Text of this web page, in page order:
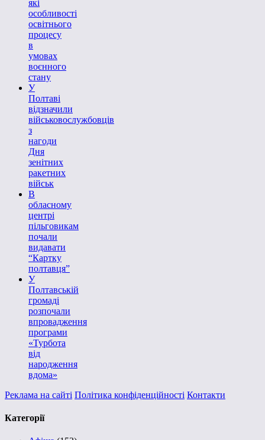
які
особливості
освітнього
процесу
в
умовах
воєнного
стану
У
Полтаві
відзначили
військовослужбовців
з
нагоди
Дня
зенітних
ракетних
військ
В
обласному
центрі
пільговикам
почали
видавати
“Картку
полтавця”
У
Полтавській
громаді
розпочали
впровадження
програми
«Турбота
від
народження
вдома»
Реклама на сайті Політика конфіденційності Контакти
Категорії